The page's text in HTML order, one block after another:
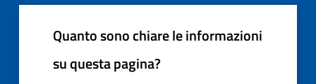
Quanto sono chiare le informazioni
su questa pagina?